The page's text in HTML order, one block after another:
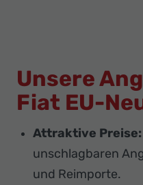
Unsere
Fiat EU-
Attraktive Preise:
unschlagbaren
und Reimporte.